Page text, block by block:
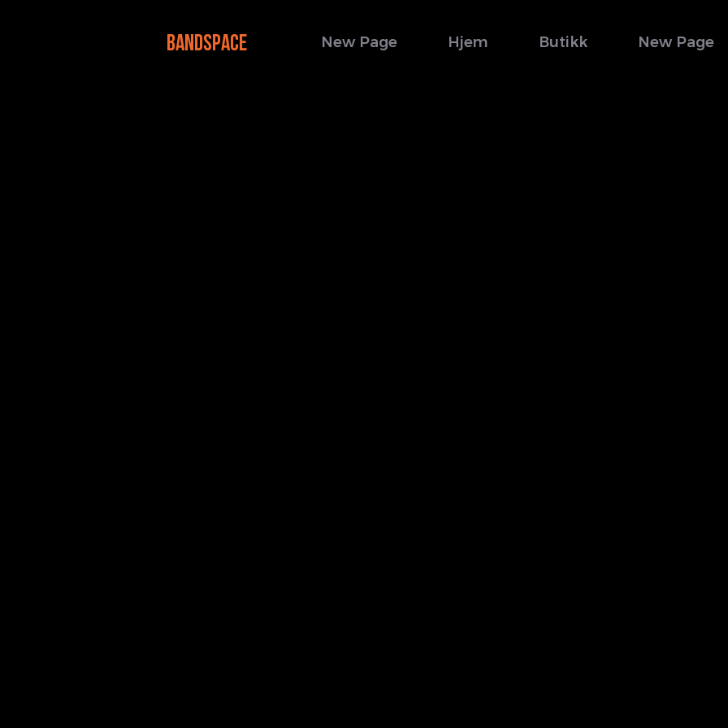
BANDSPACE New Page Hjem Butikk New Page